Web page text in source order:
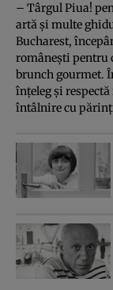
– Târgul Piua!
artă şi multe
Bucharest,
româneşti pentru
brunch gourmet.
înţeleg şi
întâlnire cu